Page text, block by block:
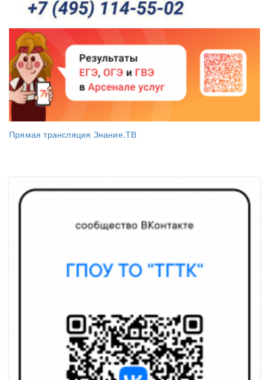
Прямая трансляция Знание.ТВ